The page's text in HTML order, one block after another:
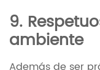
9.
ambiente
Además de ser